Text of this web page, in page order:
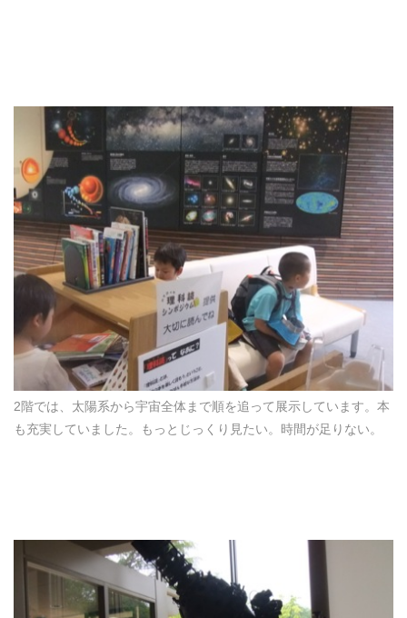
2階では、太陽系から宇宙全体まで順を追って展示しています。本
も充実していました。もっとじっくり見たい。時間が足りない。